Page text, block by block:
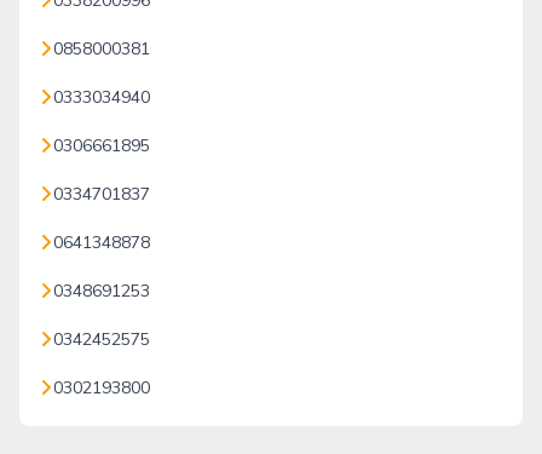
0858000381
0333034940
0306661895
0334701837
0641348878
0348691253
0342452575
0302193800